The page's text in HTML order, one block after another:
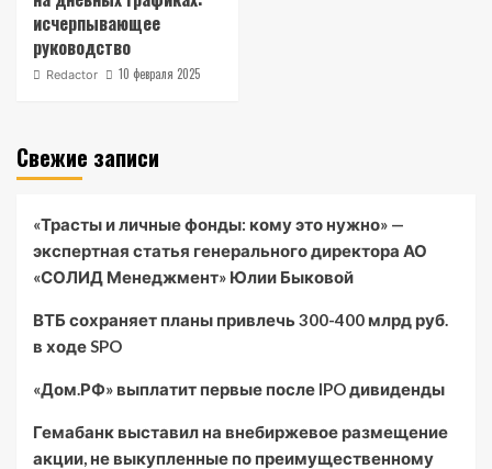
исчерпывающее
руководство
Redactor 10 февраля 2025
Свежие записи
«Трасты и личные фонды: кому это нужно» —
экспертная статья генерального директора АО
«СОЛИД Менеджмент» Юлии Быковой
ВТБ сохраняет планы привлечь 300-400 млрд руб.
в ходе SPO
«Дом.РФ» выплатит первые после IPO дивиденды
Гемабанк выставил на внебиржевое размещение
акции, не выкупленные по преимущественному